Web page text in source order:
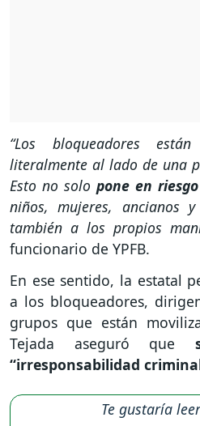
“Los bloqueadores
literalmente al lado de una
Esto no solo pone en
niños, mujeres, ancianos
también a los propios
funcionario de YPFB.
En ese sentido, la estatal
a los bloqueadores,
grupos que están
Tejada aseguró que
“irresponsabilidad
Te gustaría